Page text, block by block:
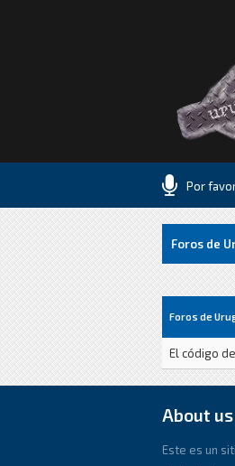
Por
Foros de
Foros de
El código
About us
Este es un